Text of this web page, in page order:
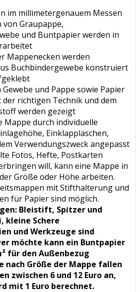
im millimetergenauem Messen
von Graupappe,
und Buntpapier werden in
Mappenecken werden
Buchbindergewebe konstruiert
und Pappe sowie Papier
der richtigen Technik und dem
werden gezeigt
Mappe durch individuelle
Einklapplaschen,
Verwendungszweck angepasst
Fotos, Hefte, Postkarten
will, kann eine Mappe in
Größe oder Höhe arbeiten.
mit Stifthalterung und
für Papier sind möglich.
Bleistift, Spitzer und
kleine Schere
und Werkzeuge sind
möchte kann ein Buntpapier
für den Außenbezug
nach Größe der Mappe fallen
zwischen 6 und 12 Euro an,
mit 1 Euro berechnet.